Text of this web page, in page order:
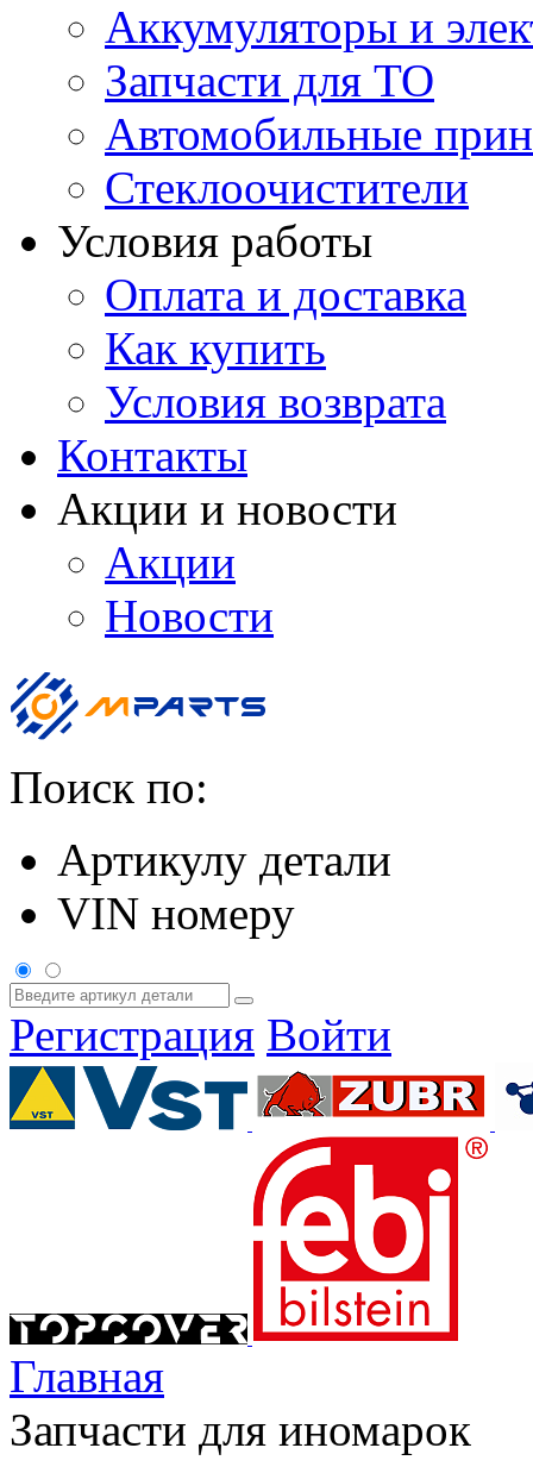
Аккумуляторы и
Запчасти для ТО
Автомобильные
Стеклоочистители
Условия работы
Оплата и доставка
Как купить
Условия возврата
Контакты
Акции и новости
Акции
Новости
Поиск по:
Артикулу детали
VIN номеру
Регистрация Войти
Главная
Запчасти для иномарок